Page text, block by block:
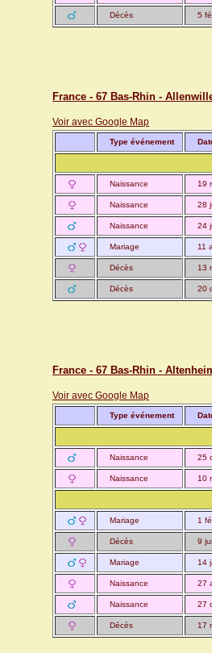
Décès 5
France - 67 Bas-Rhin -
Voir avec Google Map
Type événement
Naissance 19
Naissance 28
Naissance 24
Mariage 11
Décès 13
Décès 20
France - 67 Bas-Rhin -
Voir avec Google Map
Type événement
Naissance 25
Naissance 10
Mariage 1
Décès 9
Mariage 14
Naissance 27
Naissance 27
Décès 17